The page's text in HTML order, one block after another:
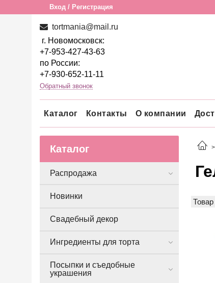
Вход / Регистрация
tortmania@mail.ru
г. Новомосковск:
+7-953-427-43-63
по России:
+7-930-652-11-11
Обратный звонок
Каталог Контакты О компании
Товар
Каталог
Распродажа
Новинки
Свадебный декор
Ингредиенты для торта
Посыпки и съедобные
украшения